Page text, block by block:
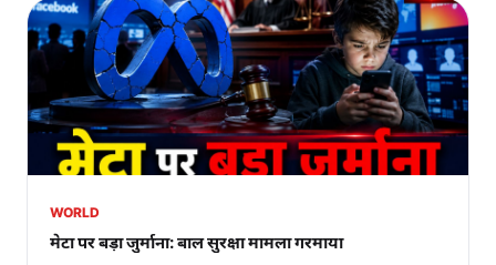
WORLD
मेटा पर बड़ा जुर्माना: बाल सुरक्षा मामला गरमाया